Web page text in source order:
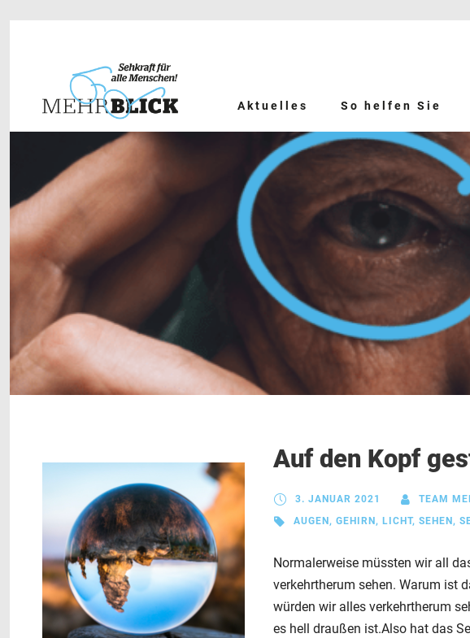
Aktuelles So helfen Sie
Auf den Kopf
3. JANUAR 2021 TEAM
AUGEN , GEHIRN , LICHT, SEHEN ,
Normalerweise müssten wir all
verkehrtherum sehen. Warum ist
würden wir alles verkehrtherum
es hell draußen ist.Also hat das